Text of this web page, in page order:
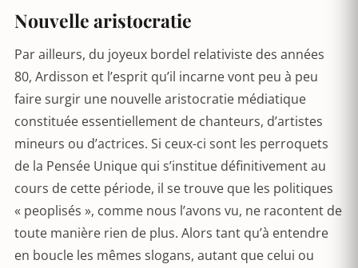
Nouvelle aristocratie
Par ailleurs, du joyeux bordel relativiste des années
80, Ardisson et l’esprit qu’il incarne vont peu à peu
faire surgir une nouvelle aristocratie médiatique
constituée essentiellement de chanteurs, d’artistes
mineurs ou d’actrices. Si ceux-ci sont les perroquets
de la Pensée Unique qui s’institue définitivement au
cours de cette période, il se trouve que les politiques
« peoplisés », comme nous l’avons vu, ne racontent de
toute manière rien de plus. Alors tant qu’à entendre
en boucle les mêmes slogans, autant que celui ou